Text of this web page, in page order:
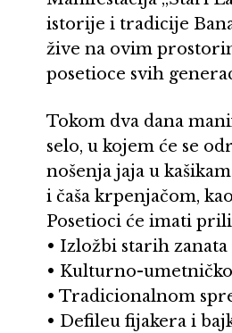
istorije i tradicije
žive na ovim
posetioce svih
Tokom dva dana
selo, u kojem će se
nošenja jaja u
i čaša krpenjačom,
Posetioci će imati
• Izložbi starih
• Kulturno-
• Tradicionalnom
• Defileu fijakera i